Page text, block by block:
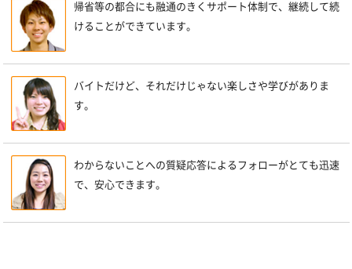
帰省等の都合にも融通のきくサポート体制で、継続して続
けることができています。
バイトだけど、それだけじゃない楽しさや学びがありま
す。
わからないことへの質疑応答によるフォローがとても迅速
で、安心できます。